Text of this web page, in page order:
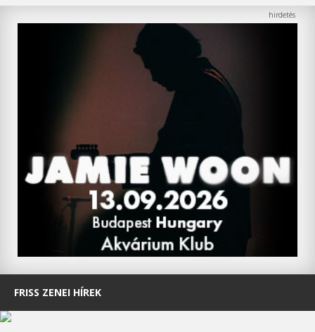
FRISS ZENEI HÍREK